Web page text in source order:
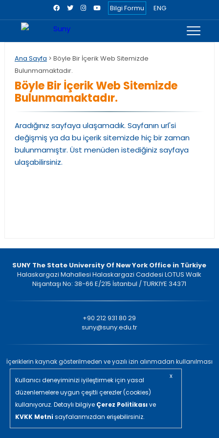
Bilgi Formu ENG
Ana Sayfa > Böyle Bir İçerik Web Sitemizde
Bulunmamaktadır.
Böyle Bir İçerik Web Sitemizde
Bulunmamaktadır.
Aradığınız sayfaya ulaşamadık. Sayfanın url'si
değişmiş ya da bu içerik sitemizde hiç bir zaman
bulunmamıştır. Üst menüden istediğiniz sayfaya
ulaşabilirsiniz.
SUNY The State University Of New York Office in Türkiye
Halaskargazi Mahallesi Halaskargazi Caddesi LOTUS Walk
Nişantaşı No: 38-66 E/215 İstanbul / TURKIYE 34371
+90 212 931 80 29
suny@suny.edu.tr
İçeriklerin kaynak gösterilmeden ve yazılı izin alınmadan kullanılması
yasaktır. © 2022 Tüm Hakları Saklıdır.
in/ajans
Kullanıcı deneyiminizi iyileştirmek için yasal
düzenlemelere uygun çeşitli çerezler (cookies)
kullanıyoruz. Detaylı bilgiye Çerez Politikasıve
KVKK Metnisayfalarımızdan erişebilirsiniz.
x